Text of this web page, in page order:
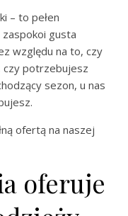
– to pełen
gusta
względu na to, czy
czy potrzebujesz
sezon, u nas
ofertą na naszej
oferuje